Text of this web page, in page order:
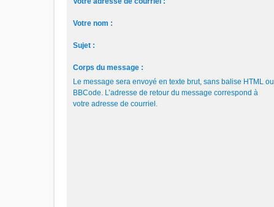
Votre nom :
Sujet :
Corps du message :
Le message sera envoyé en texte brut, sans balise HTML ou
BBCode. L’adresse de retour du message correspond à
votre adresse de courriel.